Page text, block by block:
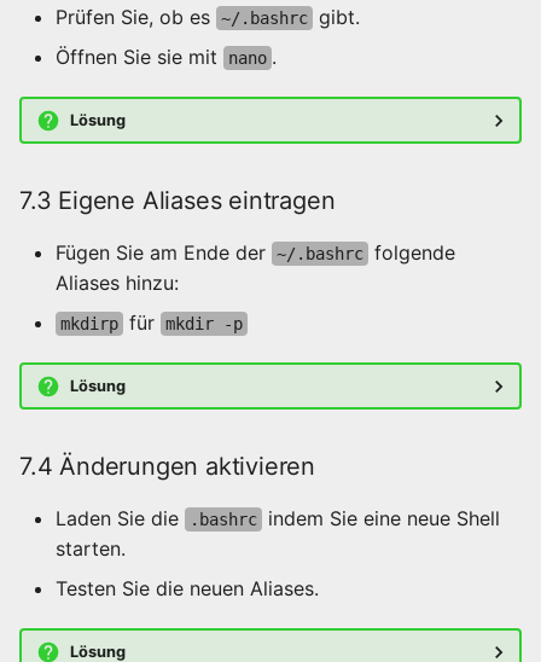
Prüfen Sie, ob es ~/.bashrc gibt.
Öffnen Sie sie mit
nano .
Lösung
7.3 Eigene Aliases eintragen
Fügen Sie am Ende der ~/.bashrc folgende
Aliases hinzu:
mkdirp für mkdir -p
Lösung
7.4 Änderungen aktivieren
Laden Sie die .bashrc
indem Sie eine neue Shell
starten.
Testen Sie die neuen Aliases.
Lösung